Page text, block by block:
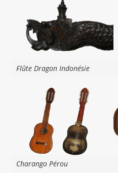
Flûte Dragon Indonésie
Charango Pérou